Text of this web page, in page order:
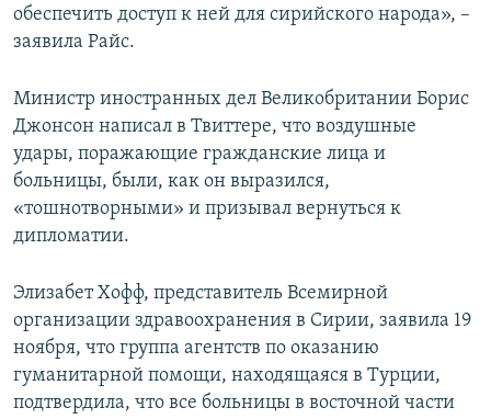
обеспечить доступ к ней для сирийского народа», –
заявила Райс.
Министр иностранных дел Великобритании Борис
Джонсон написал в Твиттере, что воздушные
удары, поражающие гражданские лица и
больницы, были, как он выразился,
«тошнотворными» и призывал вернуться к
дипломатии.
Элизабет Хофф, представитель Всемирной
организации здравоохранения в Сирии, заявила 19
ноября, что группа агентств по оказанию
гуманитарной помощи, находящаяся в Турции,
подтвердила, что все больницы в восточной части